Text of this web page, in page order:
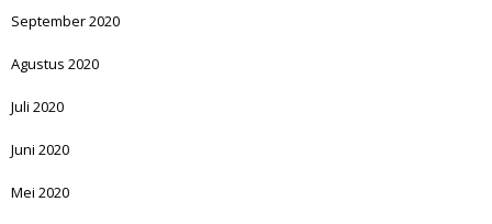
September 2020
Agustus 2020
Juli 2020
Juni 2020
Mei 2020